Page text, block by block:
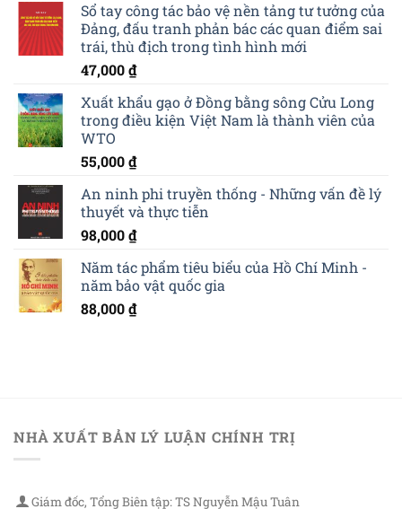
Sổ tay công tác bảo vệ nền tảng tư tưởng của
Đảng, đấu tranh phản bác các quan điểm sai
trái, thù địch trong tình hình mới
47,000₫
Xuất khẩu gạo ở Đồng bằng sông Cửu Long
trong điều kiện Việt Nam là thành viên của
WTO
55,000₫
An ninh phi truyền thống - Những vấn đề lý
thuyết và thực tiễn
98,000₫
Năm tác phẩm tiêu biểu của Hồ Chí Minh -
năm bảo vật quốc gia
88,000₫
NHÀ XUẤT BẢN LÝ LUẬN CHÍNH TRỊ
Giám đốc, Tổng Biên tập: TS Nguyễn Mậu Tuân